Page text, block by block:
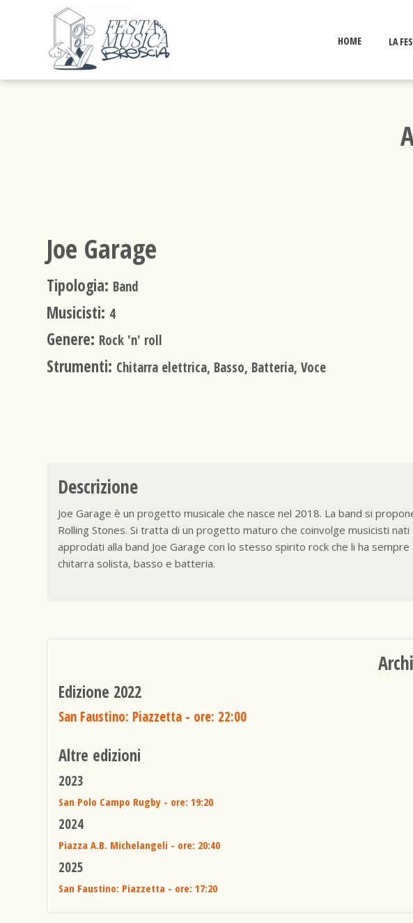
HOME LA
Joe Garage
Tipologia: Band
Musicisti: 4
Genere: Rock 'n' roll
Strumenti: Chitarra elettrica, Basso, Batteria, Voce
Descrizione
Joe Garage è un progetto musicale che nasce nel 2018. La band si
Rolling Stones. Si tratta di un progetto maturo che coinvolge musicisti
approdati alla band Joe Garage con lo stesso spirito rock che li ha
chitarra solista, basso e batteria.
Edizione 2022
San Faustino: Piazzetta - ore: 22:00
Altre edizioni
2023
San Polo Campo Rugby - ore: 19:20
2024
Piazza A.B. Michelangeli - ore: 20:40
2025
San Faustino: Piazzetta - ore: 17:20